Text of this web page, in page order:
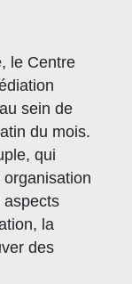
le Centre
sein de
du mois.
qui
aspects
la
des